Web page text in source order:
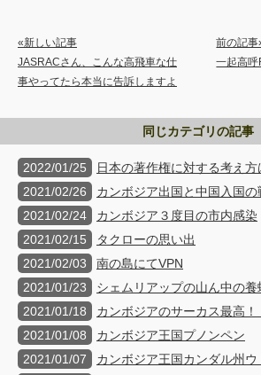
«新しい記事
JASRACさん、こんな高飛車な仕
事やってたら本当に告訴しますよ
前の記事
一起高呼
同じカテゴリの記事
2022/01/25
日本の著作権に対する考え方
2021/02/26
カンボジア出国と中国入国の
2021/02/24
カンボジア３度目の市内感染
2021/02/15
タクローの思い出
2021/02/03
南の島にてVPN
2021/01/23
シェムリアップの山ん中の養
2021/01/18
カンボジアのサーカス最高！
2021/01/08
カンボジア王国プノンペン
2021/01/07
カンボジア王国カンダル州ウ